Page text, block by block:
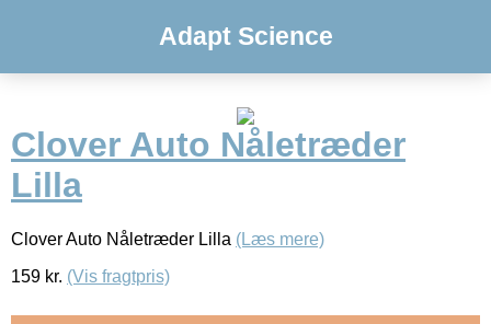
Adapt Science
Clover Auto Nåletræder
Lilla
Clover Auto Nåletræder Lilla (Læs mere)
159 kr. (Vis fragtpris)